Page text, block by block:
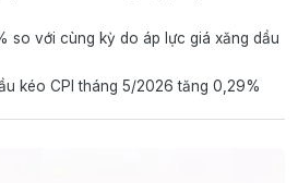
so với cùng kỳ do áp lực giá xăng dầu
kéo CPI tháng 5/2026 tăng 0,29%